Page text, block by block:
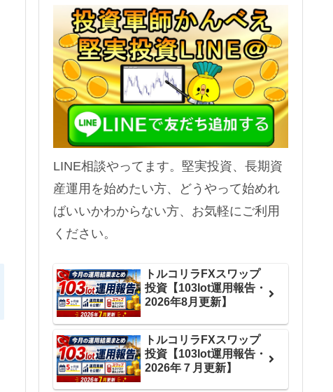
LINE相談やってます。堅実投資、長期資
産運用を始めたい方、どうやって始めれ
ばいいかわからない方、お気軽にご利用
ください。
トルコリラFXスワップ
投資【103lot運用報告・
2026年8月更新】
トルコリラFXスワップ
投資【103lot運用報告・
2026年７月更新】